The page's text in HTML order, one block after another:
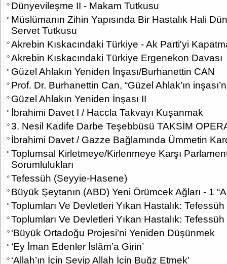
Dünyevileşme II - Makam Tutkusu
Müslümanın Zihin Yapısında Bir Hastalık Hali
Servet Tutkusu
Akrebin Kıskacındaki Türkiye - Ak Parti'yi
Akrebin Kıskacındaki Türkiye Ergenekon Davası
Güzel Ahlakın Yeniden İnşası/Burhanettin CAN
Prof. Dr. Burhanettin Can, “Güzel Ahlak’ın
Güzel Ahlakın Yeniden İnşası II
İbrahimi Davet I / Haccla Takvayı Kuşanmak
3. Nesil Kadife Darbe Teşebbüsü TAKSİM
İbrahimi Davet / Gazze Bağlamında Ümmetin
Toplumsal Kirletmeye/Kirlenmeye Karşı
Sorumlulukları
Tefessüh (Seyyie-Hasene)
Büyük Şeytanın (ABD) Yeni Örümcek Ağları - 1
Toplumları Ve Devletleri Yıkan Hastalık: Tefessüh
Toplumları Ve Devletleri Yıkan Hastalık: Tefessüh
‘Büyük Ortadoğu Projesi’ni Yeniden Düşünmek
‘Ey İman Edenler İslâm’a Girin’
‘Allah’ın İçin Sevip Allah İçin Buğz Etmek’